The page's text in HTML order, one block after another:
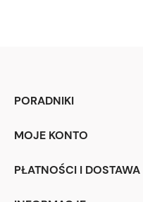
PORADNIKI
MOJE KONTO
PŁATNOŚCI I DOSTAWA